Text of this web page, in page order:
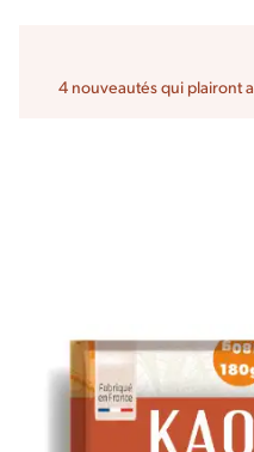
4 nouveautés qui plairont